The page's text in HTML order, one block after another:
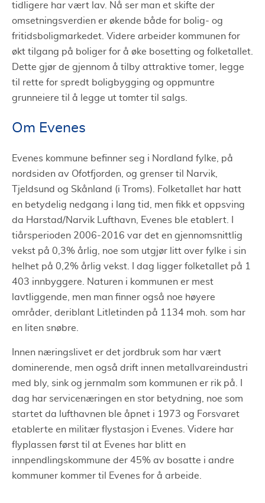
tidligere har vært lav. Nå ser man et skifte der
omsetningsverdien er økende både for bolig- og
fritidsboligmarkedet. Videre arbeider kommunen for
økt tilgang på boliger for å øke bosetting og folketallet.
Dette gjør de gjennom å tilby attraktive tomer, legge
til rette for spredt boligbygging og oppmuntre
grunneiere til å legge ut tomter til salgs.
Om Evenes
Evenes kommune befinner seg i Nordland fylke, på
nordsiden av Ofotfjorden, og grenser til Narvik,
Tjeldsund og Skånland (i Troms). Folketallet har hatt
en betydelig nedgang i lang tid, men fikk et oppsving
da Harstad/Narvik Lufthavn, Evenes ble etablert. I
tiårsperioden 2006-2016 var det en gjennomsnittlig
vekst på 0,3% årlig, noe som utgjør litt over fylke i sin
helhet på 0,2% årlig vekst. I dag ligger folketallet på 1
403 innbyggere. Naturen i kommunen er mest
lavtliggende, men man finner også noe høyere
områder, deriblant Litletinden på 1134 moh. som har
en liten snøbre.
Innen næringslivet er det jordbruk som har vært
dominerende, men også drift innen metallvareindustri
med bly, sink og jernmalm som kommunen er rik på. I
dag har servicenæringen en stor betydning, noe som
startet da lufthavnen ble åpnet i 1973 og Forsvaret
etablerte en militær flystasjon i Evenes. Videre har
flyplassen først til at Evenes har blitt en
innpendlingskommune der 45% av bosatte i andre
kommuner kommer til Evenes for å arbeide.